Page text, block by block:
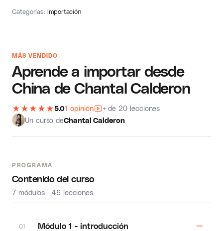
MÁS VENDIDO
Aprende a importar desde
China de Chantal Calderon
★ ★ ★ ★ ★5.01 opinión
+ de 20 lecciones
Un curso deChantal Calderon
PROGRAMA
Contenido del curso
7 módulos · 46 lecciones
01 Módulo 1 - introducción
Categorías:Importación